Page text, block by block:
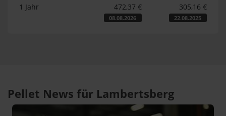
1 Jahr 472,37 €
08.08.2026
305,16 €
22.08.2025
Pellet News für Lambertsberg